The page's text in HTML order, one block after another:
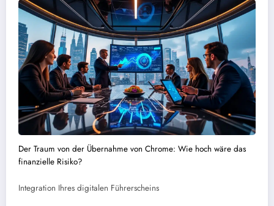
Der Traum von der Übernahme von Chrome: Wie hoch wäre das
finanzielle Risiko?
Integration Ihres digitalen Führerscheins